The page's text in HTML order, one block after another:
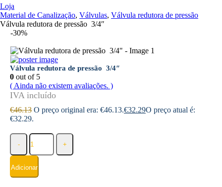
Loja
Material de Canalização, Válvulas, Válvula redutora de pressão
Válvula redutora de pressão 3/4″
-30%
Válvula redutora de pressão 3/4″
0 out of 5
( Ainda não existem avaliações. )
€46.13 O preço original era: €46.13.€32.29O preço atual é:
€32.29.
- +
Adicionar